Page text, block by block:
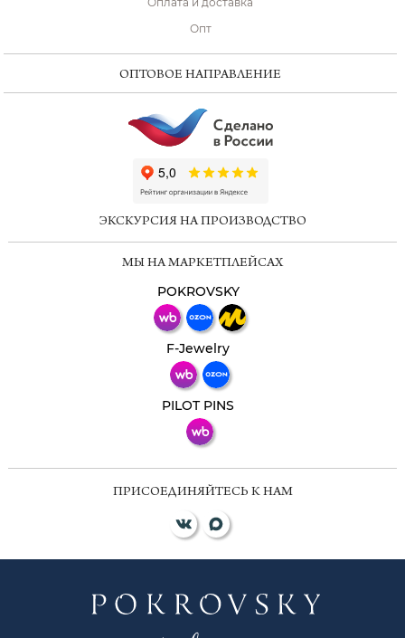
Опт
ОПТОВОЕ НАПРАВЛЕНИЕ
ЭКСКУРСИЯ НА ПРОИЗВОДСТВО
МЫ НА МАРКЕТПЛЕЙСАХ
POKROVSKY
F-Jewelry
PILOT PINS
ПРИСОЕДИНЯЙТЕСЬ К НАМ